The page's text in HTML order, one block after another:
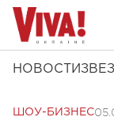
НОВОСТИ
ШОУ-БИЗНЕС